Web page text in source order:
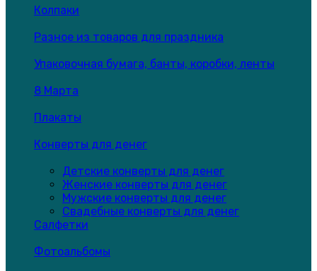
Колпаки
Разное из товаров для праздника
Упаковочная бумага, банты, коробки, ленты
8 Марта
Плакаты
Конверты для денег
Детские конверты для денег
Женские конверты для денег
Мужские конверты для денег
Свадебные конверты для денег
Салфетки
Фотоальбомы